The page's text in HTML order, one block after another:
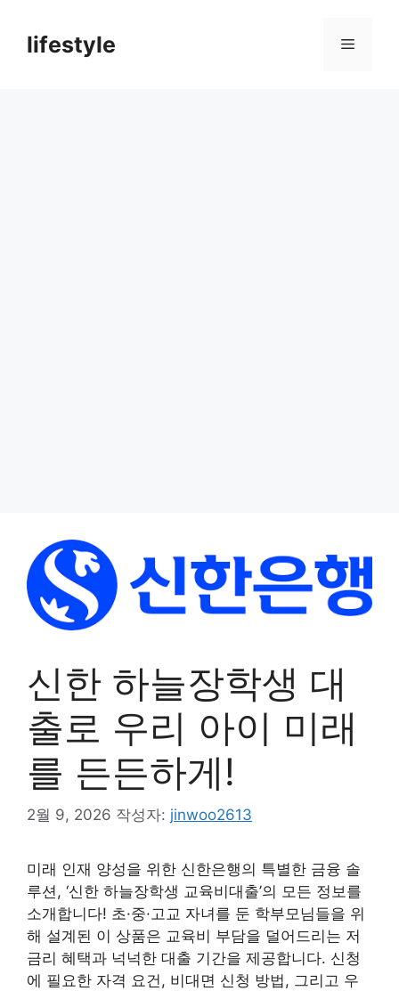
lifestyle 메
신한 하늘장학생 대
출로 우리 아이 미래
를 든든하게!
2월 9, 2026 작성자: jinwoo2613
미래 인재 양성을 위한 신한은행의 특별한 금융 솔
루션, ‘신한 하늘장학생 교육비대출’의 모든 정보를
소개합니다! 초·중·고교 자녀를 둔 학부모님들을 위
해 설계된 이 상품은 교육비 부담을 덜어드리는 저
금리 혜택과 넉넉한 대출 기간을 제공합니다. 신청
에 필요한 자격 요건, 비대면 신청 방법, 그리고 우